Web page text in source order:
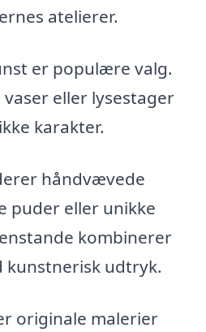
atelierer.
er populære valg.
eller lysestager
karakter.
håndvævede
puder eller unikke
kombinerer
udtryk.
originale malerier